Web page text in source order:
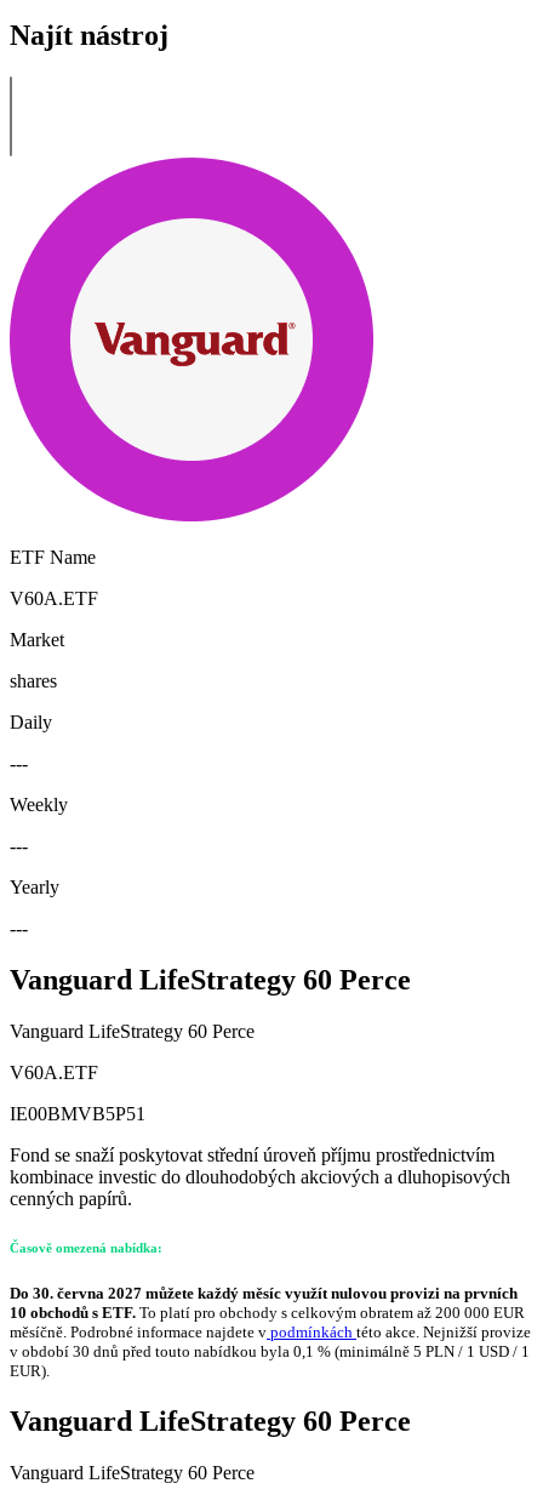
Najít nástroj
ETF Name
V60A.ETF
Market
shares
Daily
---
Weekly
---
Yearly
---
Vanguard LifeStrategy 60 Perce
Vanguard LifeStrategy 60 Perce
V60A.ETF
IE00BMVB5P51
Fond se snaží poskytovat střední úroveň příjmu prostřednictvím
kombinace investic do dlouhodobých akciových a dluhopisových
cenných papírů.
Časově omezená nabídka:
Do 30. června 2027 můžete každý měsíc využít nulovou provizi na prvních
10 obchodů s ETF. To platí pro obchody s celkovým obratem až 200 000 EUR
měsíčně. Podrobné informace najdete v podmínkách této akce. Nejnižší provize
v období 30 dnů před touto nabídkou byla 0,1 % (minimálně 5 PLN / 1 USD / 1
EUR).
Vanguard LifeStrategy 60 Perce
Vanguard LifeStrategy 60 Perce